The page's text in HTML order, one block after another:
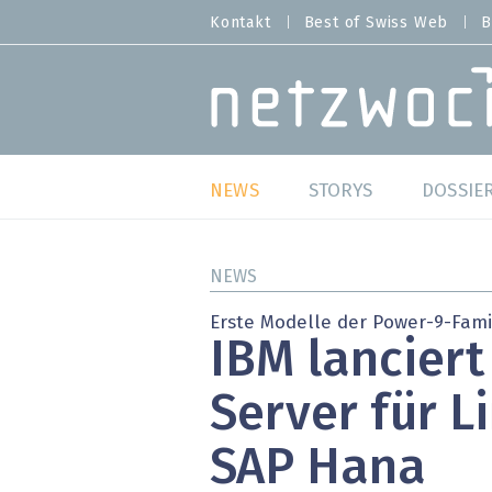
zum
MENU
Kontakt Best of Swiss Web
MAIN NAVIGATION
NEWS
Studien
Meinungen
Hands-on
STORYS
Best
SAP
NEWS
Erste Modelle der Power-9-
IBM lanciert
Server für
SAP Hana